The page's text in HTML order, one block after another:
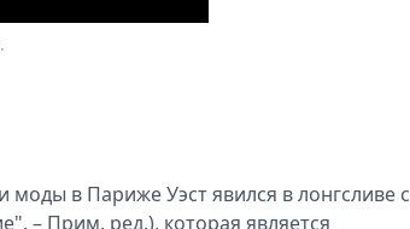
моды в Париже Уэст явился в лонгсливе с
– Прим. ред.), которая является